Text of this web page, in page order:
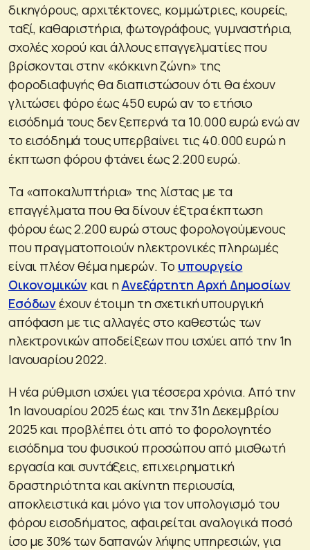
δικηγόρους, αρχιτέκτονες, κομμώτριες, κουρείς,
ταξί, καθαριστήρια, φωτογράφους, γυμναστήρια,
σχολές χορού και άλλους επαγγελματίες που
βρίσκονται στην «κόκκινη ζώνη» της
φοροδιαφυγής θα διαπιστώσουν ότι θα έχουν
γλιτώσει φόρο έως 450 ευρώ αν το ετήσιο
εισόδημά τους δεν ξεπερνά τα 10.000 ευρώ ενώ αν
το εισόδημά τους υπερβαίνει τις 40.000 ευρώ η
έκπτωση φόρου φτάνει έως 2.200 ευρώ.
Τα «αποκαλυπτήρια» της λίστας με τα
επαγγέλματα που θα δίνουν έξτρα έκπτωση
φόρου έως 2.200 ευρώ στους φορολογούμενους
που πραγματοποιούν ηλεκτρονικές πληρωμές
είναι πλέον θέμα ημερών. Το υπουργείο
Οικονομικών και ηΑνεξάρτητη Αρχή Δημοσίων
Εσόδωνέχουν έτοιμη τη σχετική υπουργική
απόφαση με τις αλλαγές στο καθεστώς των
ηλεκτρονικών αποδείξεων που ισχύει από την 1η
Ιανουαρίου 2022.
Η νέα ρύθμιση ισχύει για τέσσερα χρόνια. Από την
1η Ιανουαρίου 2025 έως και την 31η Δεκεμβρίου
2025 και προβλέπει ότι από το φορολογητέο
εισόδημα του φυσικού προσώπου από μισθωτή
εργασία και συντάξεις, επιχειρηματική
δραστηριότητα και ακίνητη περιουσία,
αποκλειστικά και μόνο για τον υπολογισμό του
φόρου εισοδήματος, αφαιρείται αναλογικά ποσό
ίσο με 30% των δαπανών λήψης υπηρεσιών, για